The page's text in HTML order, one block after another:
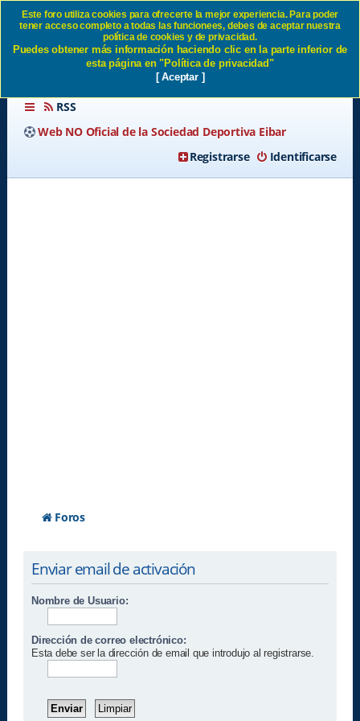
Enviar email de activación SD
Eibar
RSS
Web NO Oficial de la Sociedad Deportiva Eibar
Identificarse
Registrarse
Foros
Enviar email de activación
Nombre de Usuario:
Dirección de correo electrónico:
Esta debe ser la dirección de email que introdujo al registrarse.
Este foro utiliza cookies para ofrecerte la mejor experiencia. Para poder
tener acceso completo a todas las funcionees, debes de aceptar nuestra
política de cookies y de privacidad.
Puedes obtener más información haciendo clic en la parte inferior de
esta página en "Política de privacidad"
[ Aceptar ]